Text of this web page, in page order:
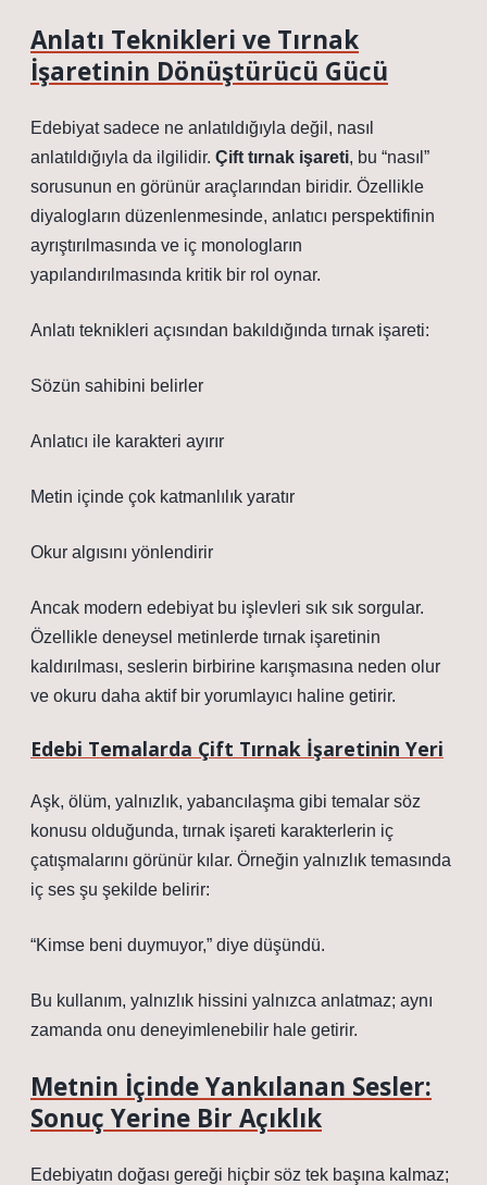
Anlatı Teknikleri ve Tırnak
İşaretinin Dönüştürücü Gücü
Edebiyat sadece ne anlatıldığıyla değil, nasıl
anlatıldığıyla da ilgilidir. Çift tırnak işareti, bu “nasıl”
sorusunun en görünür araçlarından biridir. Özellikle
diyalogların düzenlenmesinde, anlatıcı perspektifinin
ayrıştırılmasında ve iç monologların
yapılandırılmasında kritik bir rol oynar.
Anlatı teknikleri açısından bakıldığında tırnak işareti:
Sözün sahibini belirler
Anlatıcı ile karakteri ayırır
Metin içinde çok katmanlılık yaratır
Okur algısını yönlendirir
Ancak modern edebiyat bu işlevleri sık sık sorgular.
Özellikle deneysel metinlerde tırnak işaretinin
kaldırılması, seslerin birbirine karışmasına neden olur
ve okuru daha aktif bir yorumlayıcı haline getirir.
Edebi Temalarda Çift Tırnak İşaretinin Yeri
Aşk, ölüm, yalnızlık, yabancılaşma gibi temalar söz
konusu olduğunda, tırnak işareti karakterlerin iç
çatışmalarını görünür kılar. Örneğin yalnızlık temasında
iç ses şu şekilde belirir:
“Kimse beni duymuyor,” diye düşündü.
Bu kullanım, yalnızlık hissini yalnızca anlatmaz; aynı
zamanda onu deneyimlenebilir hale getirir.
Metnin İçinde Yankılanan Sesler:
Sonuç Yerine Bir Açıklık
Edebiyatın doğası gereği hiçbir söz tek başına kalmaz;